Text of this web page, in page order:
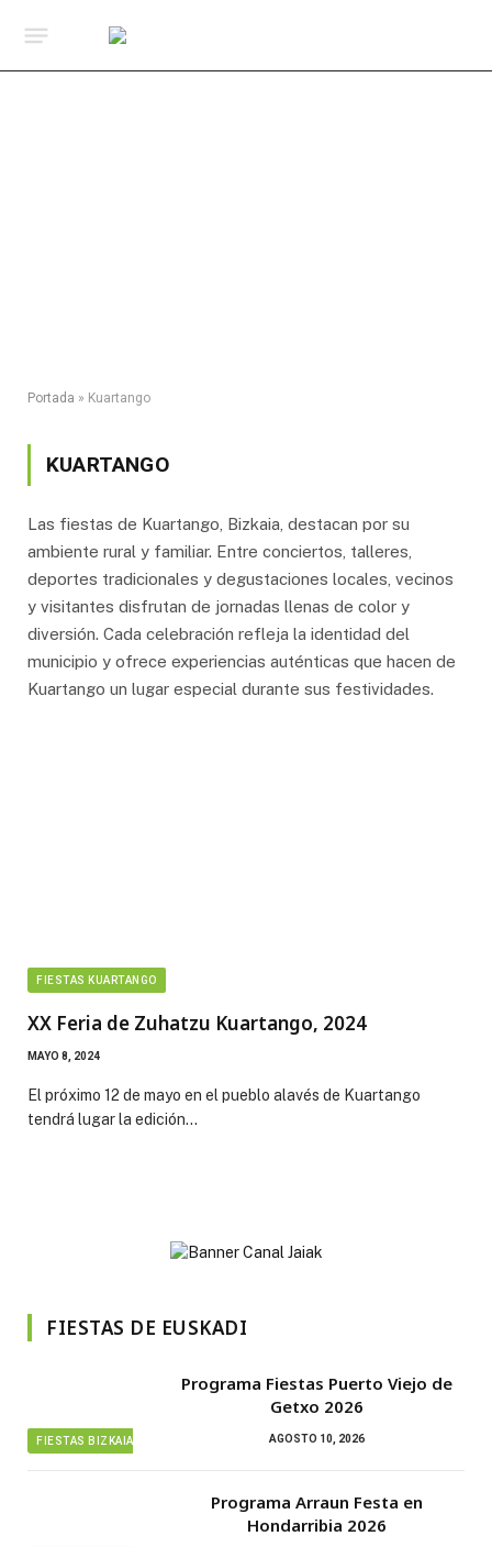
Portada » Kuartango
KUARTANGO
Las fiestas de Kuartango, Bizkaia, destacan por su
ambiente rural y familiar. Entre conciertos, talleres,
deportes tradicionales y degustaciones locales, vecinos
y visitantes disfrutan de jornadas llenas de color y
diversión. Cada celebración refleja la identidad del
municipio y ofrece experiencias auténticas que hacen de
Kuartango un lugar especial durante sus festividades.
FIESTAS KUARTANGO
XX Feria de Zuhatzu Kuartango, 2024
MAYO 8, 2024
El próximo 12 de mayo en el pueblo alavés de Kuartango
tendrá lugar la edición…
FIESTAS DE EUSKADI
FIESTAS BIZKAIA
Programa Fiestas Puerto Viejo de
Getxo 2026
AGOSTO 10, 2026
Programa Arraun Festa en
Hondarribia 2026